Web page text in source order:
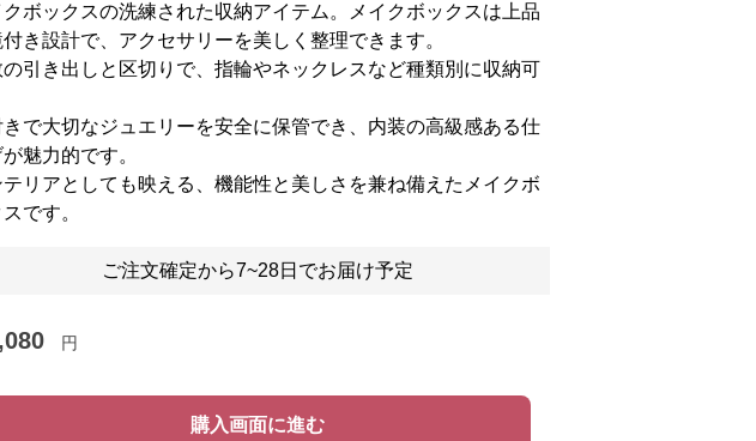
クボックスの洗練された収納アイテム。メイクボックスは上品
付き設計で、アクセサリーを美しく整理できます。
引き出しと区切りで、指輪やネックレスなど種類別に収納可
で大切なジュエリーを安全に保管でき、内装の高級感ある仕
が魅力的です。
テリアとしても映える、機能性と美しさを兼ね備えたメイクボ
です。
ご注文確定から7~28日でお届け予定
円
購入画面に進む